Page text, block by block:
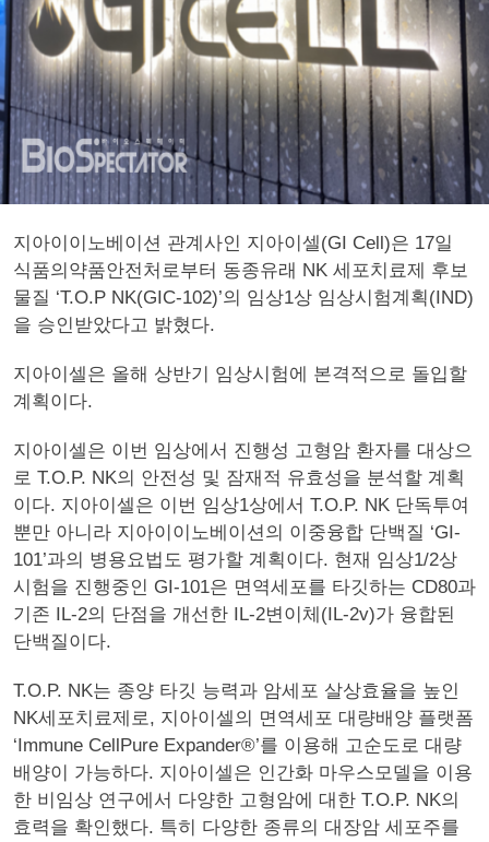
지아이이노베이션 관계사인 지아이셀(GI Cell)은 17일
식품의약품안전처로부터 동종유래 NK 세포치료제 후보
물질 ‘T.O.P NK(GIC-102)’의 임상1상 임상시험계획(IND)
을 승인받았다고 밝혔다.
지아이셀은 올해 상반기 임상시험에 본격적으로 돌입할
계획이다.
지아이셀은 이번 임상에서 진행성 고형암 환자를 대상으
로 T.O.P. NK의 안전성 및 잠재적 유효성을 분석할 계획
이다. 지아이셀은 이번 임상1상에서 T.O.P. NK 단독투여
뿐만 아니라 지아이이노베이션의 이중융합 단백질 ‘GI-
101’과의 병용요법도 평가할 계획이다. 현재 임상1/2상
시험을 진행중인 GI-101은 면역세포를 타깃하는 CD80과
기존 IL-2의 단점을 개선한 IL-2변이체(IL-2v)가 융합된
단백질이다.
T.O.P. NK는 종양 타깃 능력과 암세포 살상효율을 높인
NK세포치료제로, 지아이셀의 면역세포 대량배양 플랫폼
‘Immune CellPure Expander®’를 이용해 고순도로 대량
배양이 가능하다. 지아이셀은 인간화 마우스모델을 이용
한 비임상 연구에서 다양한 고형암에 대한 T.O.P. NK의
효력을 확인했다. 특히 다양한 종류의 대장암 세포주를